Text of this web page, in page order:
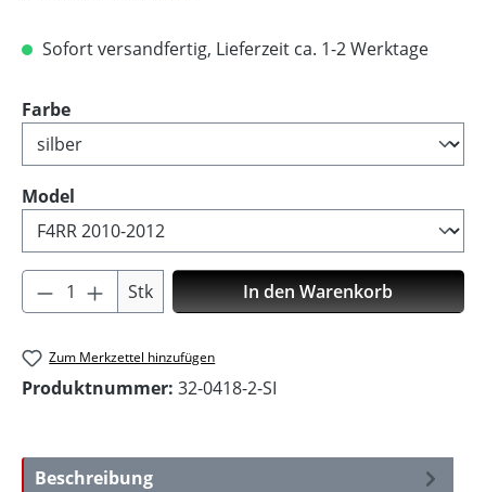
Sofort versandfertig, Lieferzeit ca. 1-2 Werktage
Farbeauswählen
Model
Produkt Anzahl: Gib den gewünschten
Stk In den Warenkorb
Zum Merkzettel hinzufügen
Produktnummer: 32-0418-2-SI
Beschreibung